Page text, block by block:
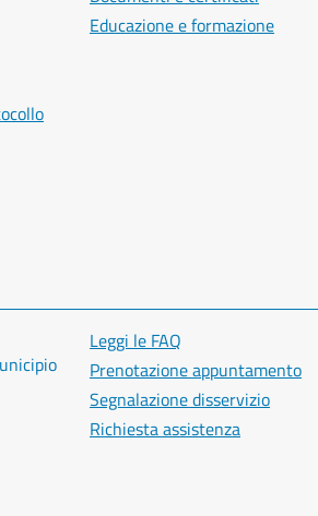
Educazione e formazione
Leggi le FAQ
Prenotazione appuntamento
Segnalazione disservizio
Richiesta assistenza